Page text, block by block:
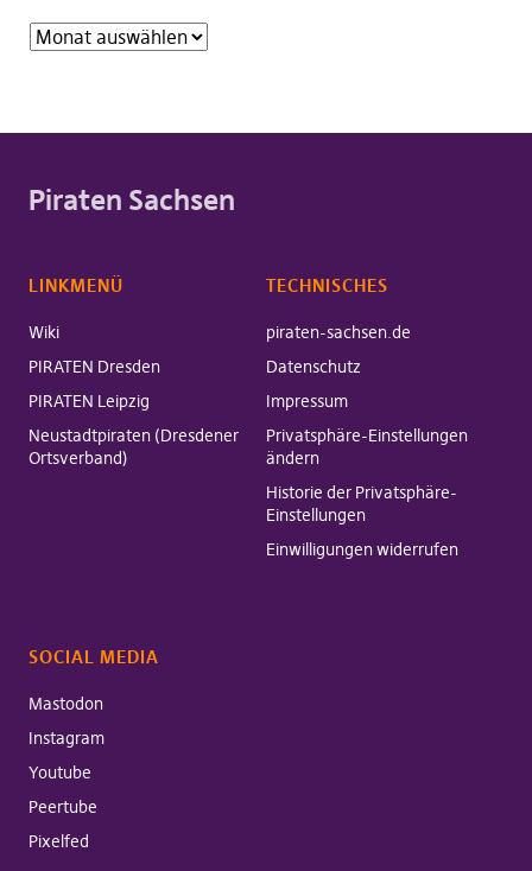
Piraten Sachsen
LINKMENÜ
Wiki
PIRATEN Dresden
PIRATEN Leipzig
Neustadtpiraten (Dresdener
Ortsverband)
TECHNISCHES
piraten-sachsen.de
Datenschutz
Impressum
Privatsphäre-Einstellungen
ändern
Historie der Privatsphäre-
Einstellungen
Einwilligungen widerrufen
SOCIAL MEDIA
Mastodon
Instagram
Youtube
Peertube
Pixelfed